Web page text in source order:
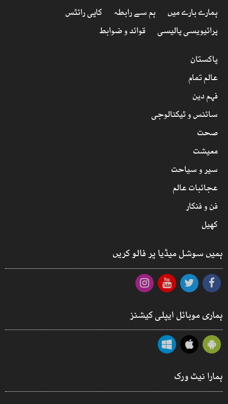
ہمارے بارے میں ہم سے رابطہ
کاپی رائٹس
پرائیویسی پالیسی
قوائد و ضوابط
پاکستان
عالم تمام
فہم دین
سائنس و ٹیکنالوجی
صحت
معیشت
سیر و سیاحت
عجائبات عالم
فن و فنکار
کھیل
ہمیں سوشل میڈیا پر فالو کریں
ہماری موبائل ایپلی کیشنز
ہمارا نیٹ ورک